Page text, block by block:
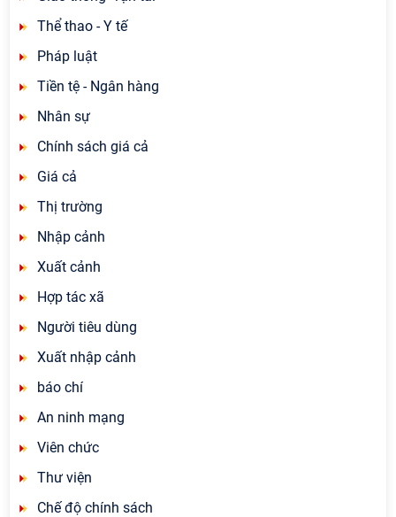
Thể thao - Y tế
Pháp luật
Tiền tệ - Ngân hàng
Nhân sự
Chính sách giá cả
Giá cả
Thị trường
Nhập cảnh
Xuất cảnh
Hợp tác xã
Người tiêu dùng
Xuất nhập cảnh
báo chí
An ninh mạng
Viên chức
Thư viện
Chế độ chính sách